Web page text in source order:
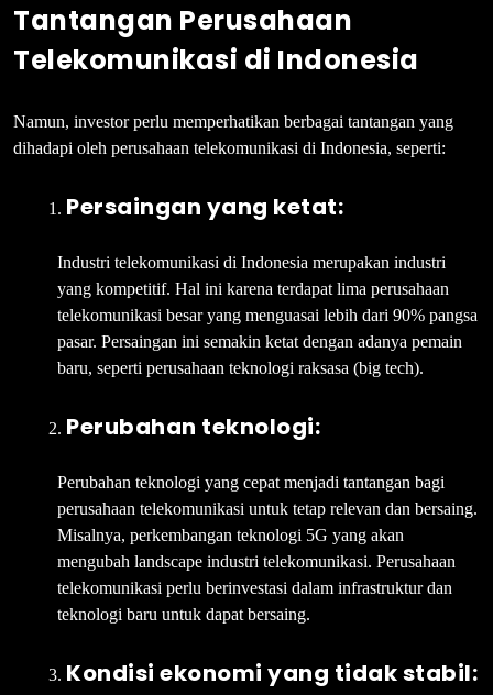
Tantangan Perusahaan
Telekomunikasi di Indonesia
Namun, investor perlu memperhatikan berbagai tantangan yang
dihadapi oleh perusahaan telekomunikasi di Indonesia, seperti:
Persaingan yang ketat:
Industri telekomunikasi di Indonesia merupakan industri
yang kompetitif. Hal ini karena terdapat lima perusahaan
telekomunikasi besar yang menguasai lebih dari 90% pangsa
pasar. Persaingan ini semakin ketat dengan adanya pemain
baru, seperti perusahaan teknologi raksasa (big tech).
Perubahan teknologi:
Perubahan teknologi yang cepat menjadi tantangan bagi
perusahaan telekomunikasi untuk tetap relevan dan bersaing.
Misalnya, perkembangan teknologi 5G yang akan
mengubah landscape industri telekomunikasi. Perusahaan
telekomunikasi perlu berinvestasi dalam infrastruktur dan
teknologi baru untuk dapat bersaing.
Kondisi ekonomi yang tidak stabil: